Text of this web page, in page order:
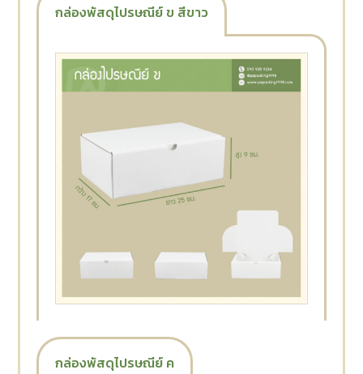
กล่องพัสดุไปรษณีย์ ข สีขาว
กล่องพัสดุไปรษณีย์ ค